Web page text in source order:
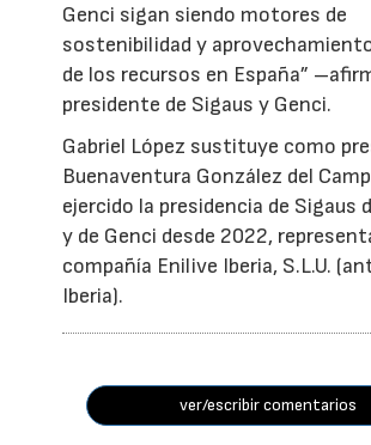
Genci sigan siendo motores de
sostenibilidad y
de los recursos en España”
presidente de Sigaus y Genci.
Gabriel López sustituye como
Buenaventura González del
ejercido la presidencia de Sigaus
y de Genci desde 2022,
compañía Enilive Iberia, S.L.U.
Iberia).
ver/escribir comentarios